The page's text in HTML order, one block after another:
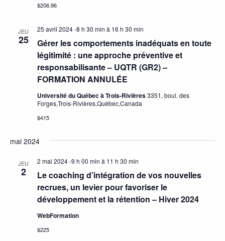
$206.96
JEU
25
Gérer les comportements inadéquats en toute
légitimité : une approche préventive et
responsabilisante – UQTR (GR2) –
FORMATION ANNULÉE
25 avril 2024 -8 h 30 min à 16 h 30 min
Université du Québec à Trois-Rivières3351, boul. des
Forges,Trois-Rivières,Québec,Canada
$415
mai 2024
JEU
2
Le coaching d’intégration de vos nouvelles
recrues, un levier pour favoriser le
développement et la rétention – Hiver 2024
2 mai 2024 -9 h 00 min à 11 h 30 min
WebFormation
$225